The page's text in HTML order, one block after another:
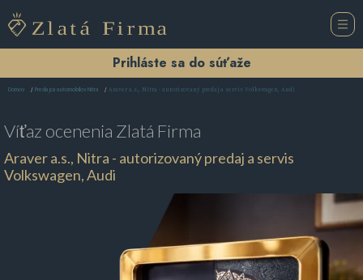
Prihláste sa do súťaže
Domov Predajca automobilov Nitra Araver a.s., Nitra - autorizovaný predaj a servis Volkswagen, Audi
Víťaz ocenenia Zlatá Firma
Araver a.s., Nitra - autorizovaný predaj a servis
Volkswagen, Audi